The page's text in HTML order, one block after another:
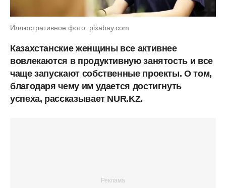
Иллюстративное фото: pixabay.com
Казахстанские женщины все активнее
вовлекаются в продуктивную занятость и все
чаще запускают собственные проекты. О том,
благодаря чему им удается достигнуть
успеха, рассказывает NUR.KZ.